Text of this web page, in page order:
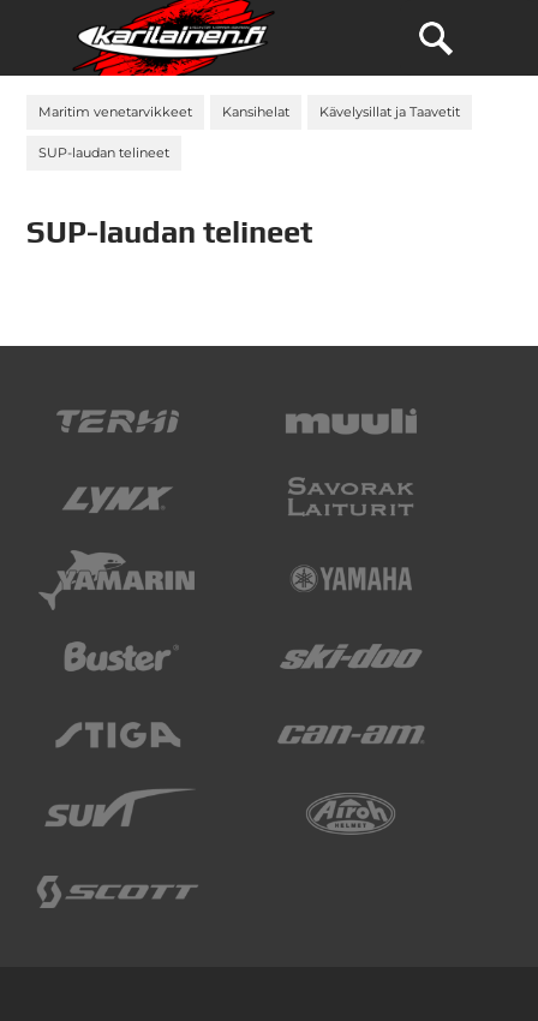
Maritim venetarvikkeet Kansihelat Kävelysillat ja Taavetit
SUP-laudan telineet
SUP-laudan telineet